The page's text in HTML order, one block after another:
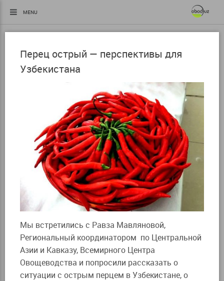
MENU
Перец острый — перспективы для
Узбекистана
Мы встретились с Равза Мавляновой,
Региональный координатором по Центральной
Азии и Кавказу, Всемирного Центра
Овощеводства и попросили рассказать о
ситуации с острым перцем в Узбекистане, о